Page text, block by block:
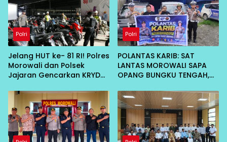
Polri
Jelang HUT ke- 81 RI! Polres
Morowali dan Polsek
Jajaran Gencarkan KRYD
Kamtibmas Kondusif
Polri
POLANTAS KARIB: SAT
LANTAS MOROWALI SAPA
OPANG BUNGKU TENGAH,